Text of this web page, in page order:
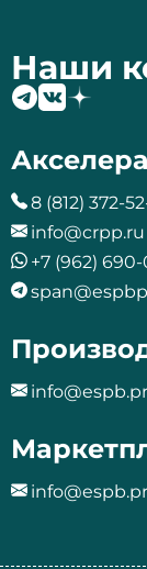
Наши
8 (812) 372-
info@crpp.ru
+7 (962)